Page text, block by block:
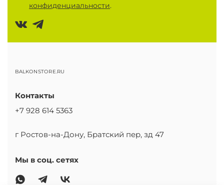
конфиденциальности.
BALKONSTORE.RU
Контакты
+7 928 614 5363
г Ростов-на-Дону, Братский пер, зд 47
Мы в соц. сетях